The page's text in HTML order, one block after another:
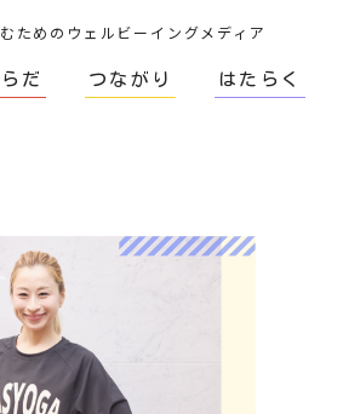
ためのウェルビーイングメディア
だ つながり はたらく